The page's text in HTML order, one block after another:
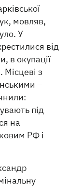
мовляв,
У
від
в окупації
з
–
під
на
РФ і